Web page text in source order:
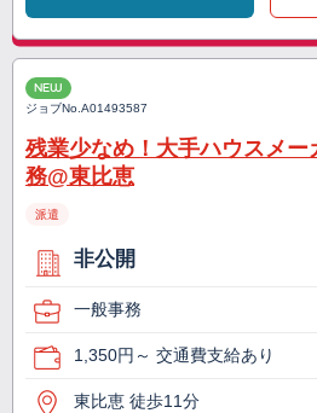
NEW
ジョブNo.A01493587
残業少なめ！大手ハウスメ
務@東比恵
派遣
非公開
一般事務
1,350円～ 交通費支給あり
東比恵 徒歩11分